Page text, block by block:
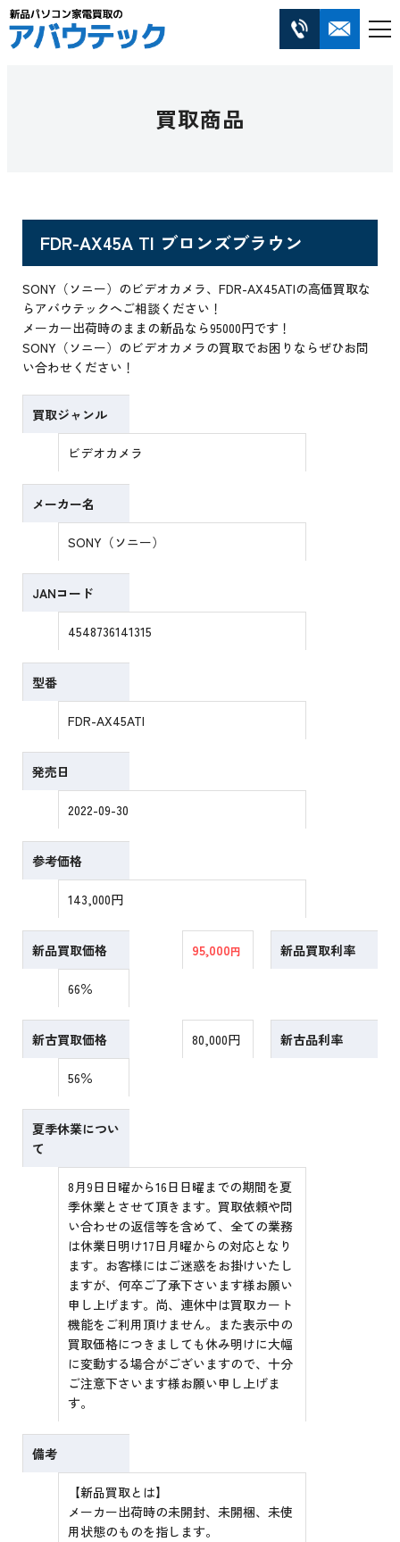
買取商品
FDR-AX45A TI ブロンズブラウン
SONY（ソニー）のビデオカメラ、FDR-AX45ATIの高価買取な
らアバウテックへご相談ください！
メーカー出荷時のままの新品なら95000円です！
SONY（ソニー）のビデオカメラの買取でお困りならぜひお問
い合わせください！
買取ジャンル
ビデオカメラ
メーカー名
SONY（ソニー）
JANコード
4548736141315
型番
FDR-AX45ATI
発売日
2022-09-30
参考価格
143,000円
新品買取価格 95,000円 新品買取利率
66％
新古買取価格 80,000円 新古品利率
56％
夏季休業につい
て
8月9日日曜から16日日曜までの期間を夏
季休業とさせて頂きます。買取依頼や問
い合わせの返信等を含めて、全ての業務
は休業日明け17日月曜からの対応となり
ます。お客様にはご迷惑をお掛けいたし
ますが、何卒ご了承下さいます様お願い
申し上げます。尚、連休中は買取カート
機能をご利用頂けません。また表示中の
買取価格につきましても休み明けに大幅
に変動する場合がございますので、十分
ご注意下さいます様お願い申し上げま
す。
備考
【新品買取とは】
メーカー出荷時の未開封、未開梱、未使
用状態のものを指します。